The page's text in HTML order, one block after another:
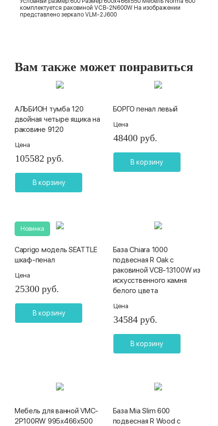
комплектуется раковиной VCB-2N600W На изображении
представлено зеркало VLM-2J600
Вам также может понравиться
АЛЬБИОН тумба 120
двойная четыре ящика на
раковине 9120
Цена
105582 руб.
В корзину
БОРГО пенал левый
Цена
48400 руб.
В корзину
Новинка
Caprigo модель SEATTLE
шкаф-пенал
Цена
25300 руб.
В корзину
База Chiara 1000
подвесная R Oak с
раковиной VCB-13100W из
искусственного камня
белого цвета
Цена
34584 руб.
В корзину
Мебель для ванной VMC-
2P100RW 995х466х500
База Mia Slim 600
подвесная R Wood с